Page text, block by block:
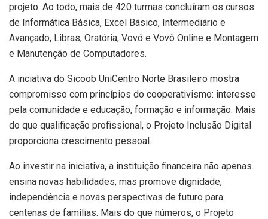
projeto. Ao todo, mais de 420 turmas concluíram os cursos
de Informática Básica, Excel Básico, Intermediário e
Avançado, Libras, Oratória, Vovó e Vovô Online e Montagem
e Manutenção de Computadores.
A inciativa do Sicoob UniCentro Norte Brasileiro mostra
compromisso com princípios do cooperativismo: interesse
pela comunidade e educação, formação e informação. Mais
do que qualificação profissional, o Projeto Inclusão Digital
proporciona crescimento pessoal.
Ao investir na iniciativa, a instituição financeira não apenas
ensina novas habilidades, mas promove dignidade,
independência e novas perspectivas de futuro para
centenas de famílias. Mais do que números, o Projeto